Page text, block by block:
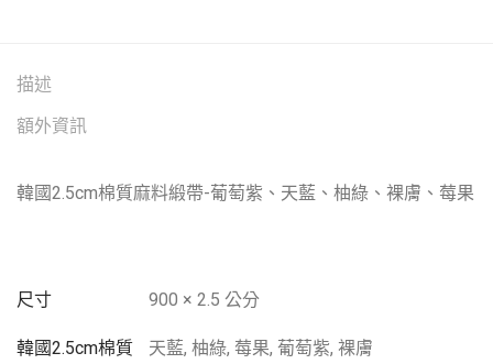
描述
額外資訊
韓國2.5cm棉質麻料緞帶-葡萄紫、天藍、柚綠、裸膚、莓果
尺寸 900 × 2.5 公分
韓國2.5cm棉質
天藍, 柚綠, 莓果, 葡萄紫, 裸膚